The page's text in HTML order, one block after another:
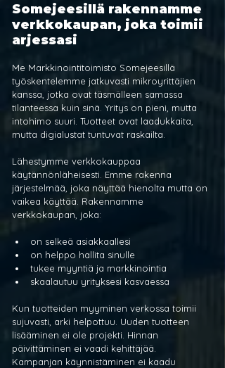
Somejeesillä rakennamme
verkkokaupan, joka toimii
arjessasi
Me Markkinointitoimisto Somejeesillä
työskentelemme jatkuvasti mikroyrittäjien
kanssa, jotka ovat täsmälleen samassa
tilanteessa kuin sinä. Yritys on pieni, mutta
intohimo suuri. Tuotteet ovat laadukkaita,
mutta digialustat tuntuvat raskailta.
Lähestymme verkkokauppaa
käytännönläheisesti. Emme rakenna
järjestelmää, joka näyttää hienolta mutta on
vaikea käyttää. Rakennamme
verkkokaupan, joka:
on selkeä asiakkaallesi
on helppo hallita sinulle
tukee myyntiä ja markkinointia
skaalautuu yrityksesi kasvaessa
Kun tuotteiden myyminen verkossa toimii
sujuvasti, arki helpottuu. Uuden tuotteen
lisääminen ei ole projekti. Hinnan
päivittäminen ei vaadi kehittäjää.
Kampanjan käynnistäminen ei kaadu